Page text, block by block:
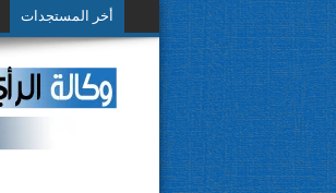
أخر المستجدات